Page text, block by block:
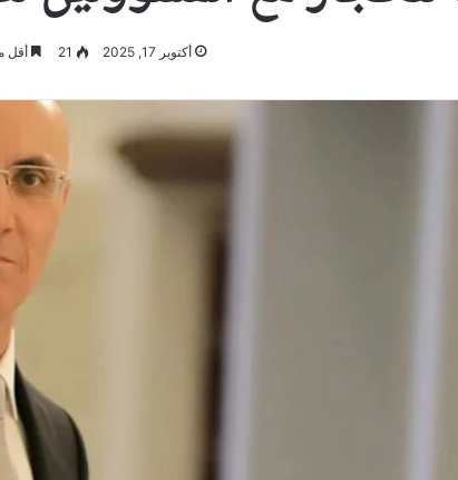
أكتوبر 17, 2025 21 أقل